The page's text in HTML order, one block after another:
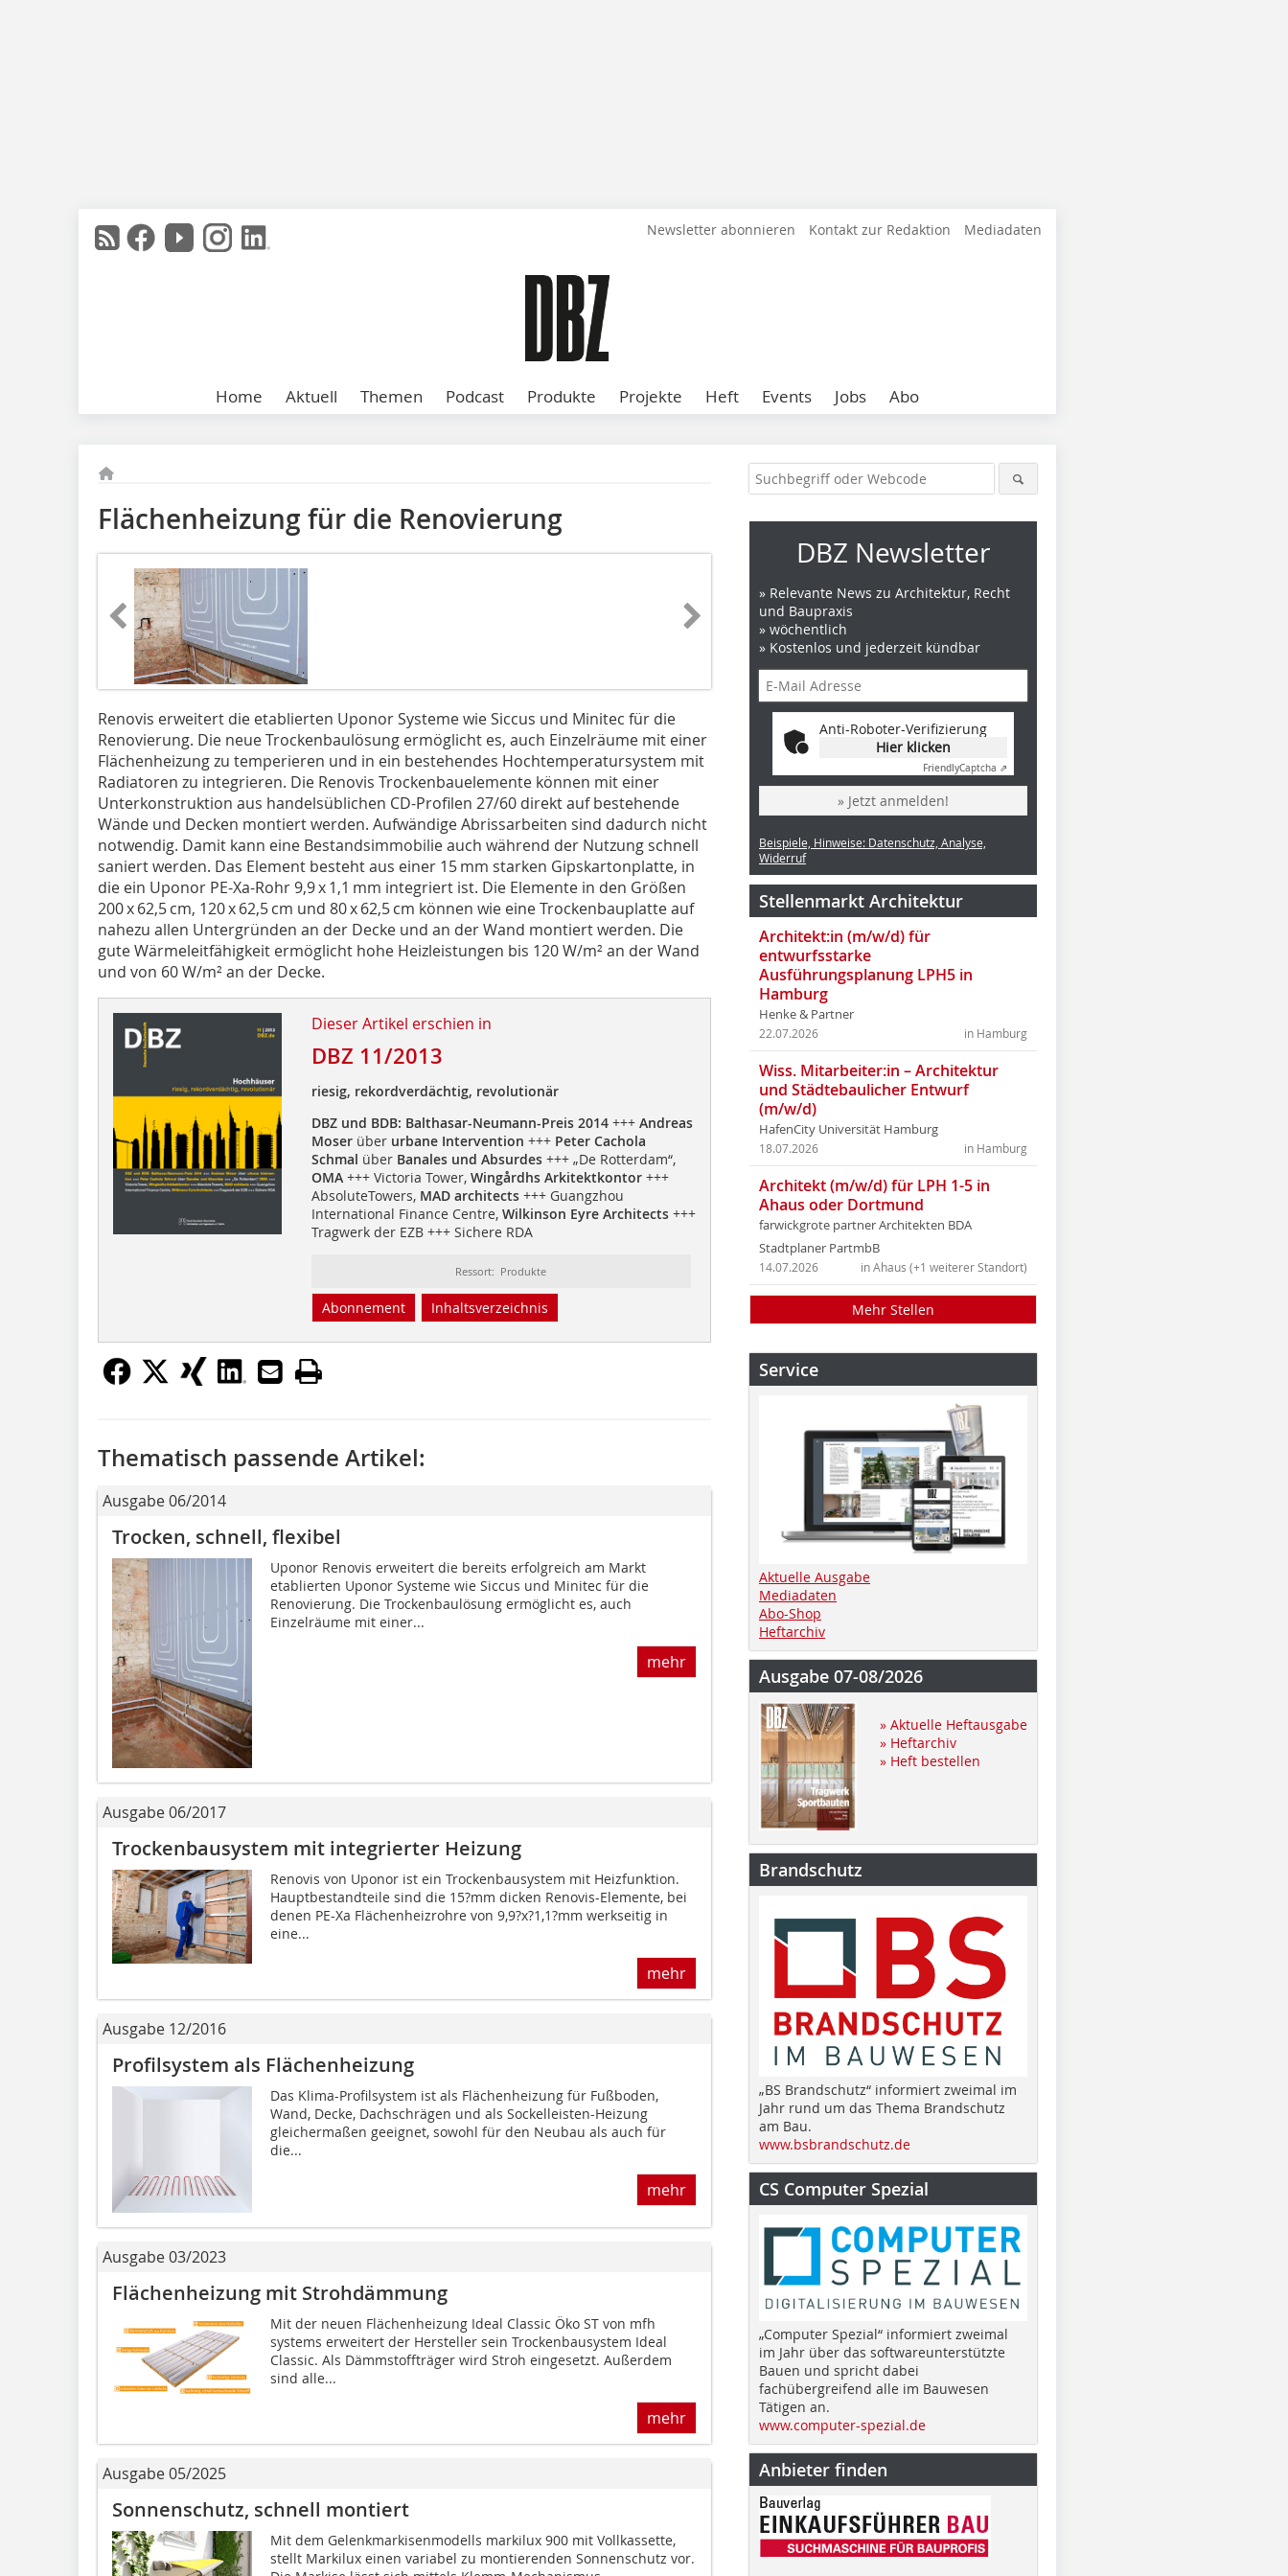
Newsletter abonnieren Kontakt zur Redaktion Mediadaten
Home Aktuell Themen Podcast Produkte Projekte Heft Events Jobs Abo
Flächenheizung für die Renovierung
Renovis erweitert die etablierten Uponor Systeme wie Siccus und Minitec für die
Renovierung. Die neue Trockenbaulösung ermög­licht es, auch Einzelräume mit einer
Flächenheizung zu temperieren und in ein bestehendes Hochtemperatursystem mit
Radiatoren zu integrieren. Die Renovis Trockenbauelemente können mit einer
Unterkonstruktion aus handelsüblichen CD-Profilen 27/60 direkt auf bestehende
Wände und Decken montiert werden. Aufwändige Abrissarbeiten sind dadurch nicht
notwendig. Damit kann eine Bestandsimmobilie auch während der Nutzung schnell
saniert werden. Das Element besteht aus einer 15 mm starken Gipskartonplatte, in
die ein Uponor PE-Xa-Rohr 9,9 x 1,1 mm integriert ist. Die Elemente in den Größen
200 x 62,5 cm, 120 x 62,5 cm und 80 x 62,5 cm können wie eine Trockenbauplatte auf
nahezu allen Untergründen an der Decke und an der Wand montiert werden. Die
gute Wärmeleitfähigkeit ermöglicht hohe Heizleistungen bis 120 W/m² an der Wand
und von 60 W/m² an der Decke.
Dieser Artikel erschien in
DBZ 11/2013
riesig, rekordverdächtig, revolutionär
DBZ und BDB: Balthasar-Neumann-Preis 2014+++ Andreas
Moserüber urbane Intervention +++ Peter Cachola
Schmal über Banales und Absurdes+++ „De Rotterdam“,
OMA+++ Victoria Tower, Wingårdhs Arkitektkontor+++
AbsoluteTowers, MAD architects+++ Guangzhou
International Finance Centre, Wilkinson Eyre Architects+++
Tragwerk der EZB +++ Sichere RDA
Ressort: Produkte
Abonnement Inhaltsverzeichnis
Thematisch passende Artikel:
Ausgabe 06/2014
Trocken, schnell, flexibel
Uponor Renovis erweitert die bereits erfolgreich am Markt
etablierten Uponor Systeme wie Siccus und Minitec für die
Renovierung. Die Trockenbaulösung ermöglicht es, auch
Einzelräume mit einer...
mehr
Ausgabe 06/2017
Trockenbausystem mit integrierter Heizung
Renovis von Uponor ist ein Trockenbausystem mit Heizfunktion.
Hauptbestandteile sind die 15?mm dicken Renovis-Elemente, bei
denen PE-Xa Flächenheizrohre von 9,9?x?1,1?mm werkseitig in
eine...
mehr
Ausgabe 12/2016
Profilsystem als Flächenheizung
Das Klima-Profilsystem ist als Flächenheizung für Fußboden,
Wand, Decke, Dachschrägen und als Sockelleisten-Heizung
gleichermaßen geeignet, sowohl für den Neubau als auch für
die...
mehr
Ausgabe 03/2023
Flächenheizung mit Strohdämmung
Mit der neuen Flächenheizung Ideal Classic Öko ST von mfh
systems erweitert der Hersteller sein Trockenbausystem Ideal
Classic. Als Dämmstoffträger wird Stroh eingesetzt. Außerdem
sind alle...
mehr
Ausgabe 05/2025
Sonnenschutz, schnell montiert
Mit dem Gelenkmarkisenmodells markilux 900 mit Vollkassette,
stellt Markilux einen variabel zu montierenden Sonnenschutz vor.
DBZ Newsletter
» Relevante News zu Architektur, Recht
und Baupraxis
» wöchentlich
» Kostenlos und jederzeit kündbar
Anti-Roboter-Verifizierung
Hier klicken
FriendlyCaptcha ⇗
» Jetzt anmelden!
Beispiele, Hinweise: Datenschutz, Analyse,
Widerruf
Stellenmarkt Architektur
Architekt:in (m/w/d) für
entwurfsstarke
Ausführungsplanung LPH5 in
Hamburg
Henke & Partner
in Hamburg
22.07.2026
Wiss. Mitarbeiter:in – Architektur
und Städtebaulicher Entwurf
(m/w/d)
HafenCity Universität Hamburg
in Hamburg
18.07.2026
Architekt (m/w/d) für LPH 1-5 in
Ahaus oder Dortmund
farwickgrote partner Architekten BDA
Stadtplaner PartmbB
in Ahaus (+1 weiterer Standort)
14.07.2026
Mehr Stellen
Service
Aktuelle Ausgabe
Mediadaten
Abo-Shop
Heftarchiv
Ausgabe 07-08/2026
» Aktuelle Heftausgabe
» Heftarchiv
» Heft bestellen
Brandschutz
„BS Brandschutz“ informiert zweimal im
Jahr rund um das Thema Brandschutz
am Bau.
www.bsbrandschutz.de
CS Computer Spezial
„Computer Spezial“ informiert zweimal
im Jahr über das softwareunterstützte
Bauen und spricht dabei
fachübergreifend alle im Bauwesen
Tätigen an.
www.computer-spezial.de
Anbieter finden